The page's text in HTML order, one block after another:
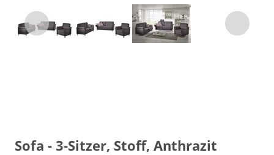
Sofa - 3-Sitzer, Stoff, Anthrazit